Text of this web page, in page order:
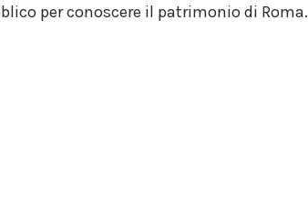
per conoscere il patrimonio di Roma.